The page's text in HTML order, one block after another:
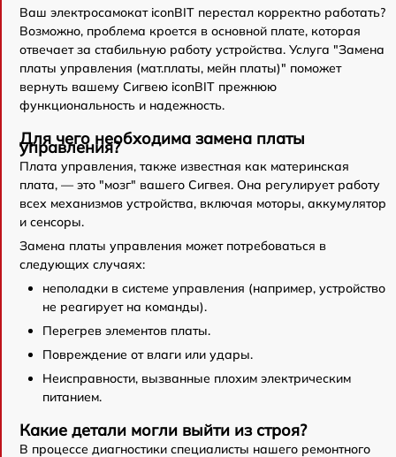
Ваш электросамокат iconBIT перестал корректно работать?
Возможно, проблема кроется в основной плате, которая
отвечает за стабильную работу устройства. Услуга "Замена
платы управления (мат.платы, мейн платы)" поможет
вернуть вашему Сигвею iconBIT прежнюю
функциональность и надежность.
Для чего необходима замена платы
управления?
Плата управления, также известная как материнская
плата, — это "мозг" вашего Сигвея. Она регулирует работу
всех механизмов устройства, включая моторы, аккумулятор
и сенсоры.
Замена платы управления может потребоваться в
следующих случаях:
неполадки в системе управления (например, устройство
не реагирует на команды).
Перегрев элементов платы.
Повреждение от влаги или удары.
Неисправности, вызванные плохим электрическим
питанием.
Какие детали могли выйти из строя?
В процессе диагностики специалисты нашего ремонтного